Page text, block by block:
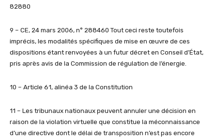
82880
9 – CE, 24 mars 2006, n° 288460 Tout ceci reste toutefois
imprécis, les modalités spécifiques de mise en œuvre de ces
dispositions étant renvoyées à un futur décret en Conseil d’État,
pris après avis de la Commission de régulation de l’énergie.
10 – Article 61, alinéa 3 de la Constitution
11 – Les tribunaux nationaux peuvent annuler une décision en
raison de la violation virtuelle que constitue la méconnaissance
d’une directive dont le délai de transposition n’est pas encore